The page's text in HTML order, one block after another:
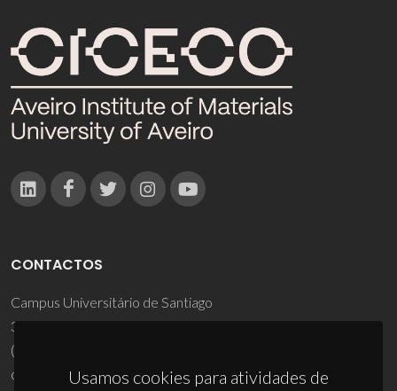
Usamos cookies para atividades de
CONTACTOS
Campus Universitário de Santiago
3810-193 Aveiro - Portugal
(+351) 234 370 200
ciceco@ua.pt